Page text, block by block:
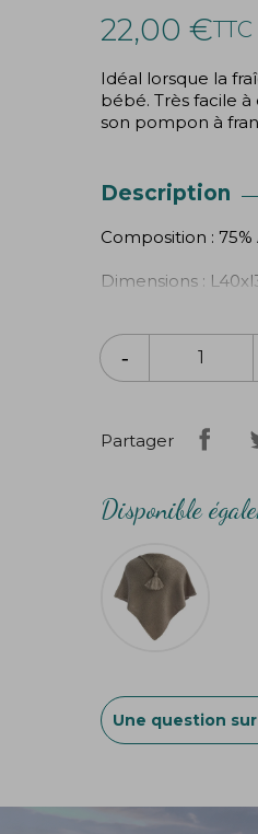
22,00 €TTC
Idéal lorsque la
bébé. Très facile
son pompon à
Description
Composition :
Dimensions :
Partager
Disponible
Une question